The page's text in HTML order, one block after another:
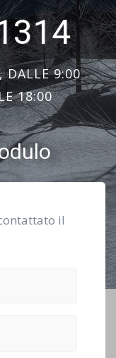
DALLE 9:00
18:00
il